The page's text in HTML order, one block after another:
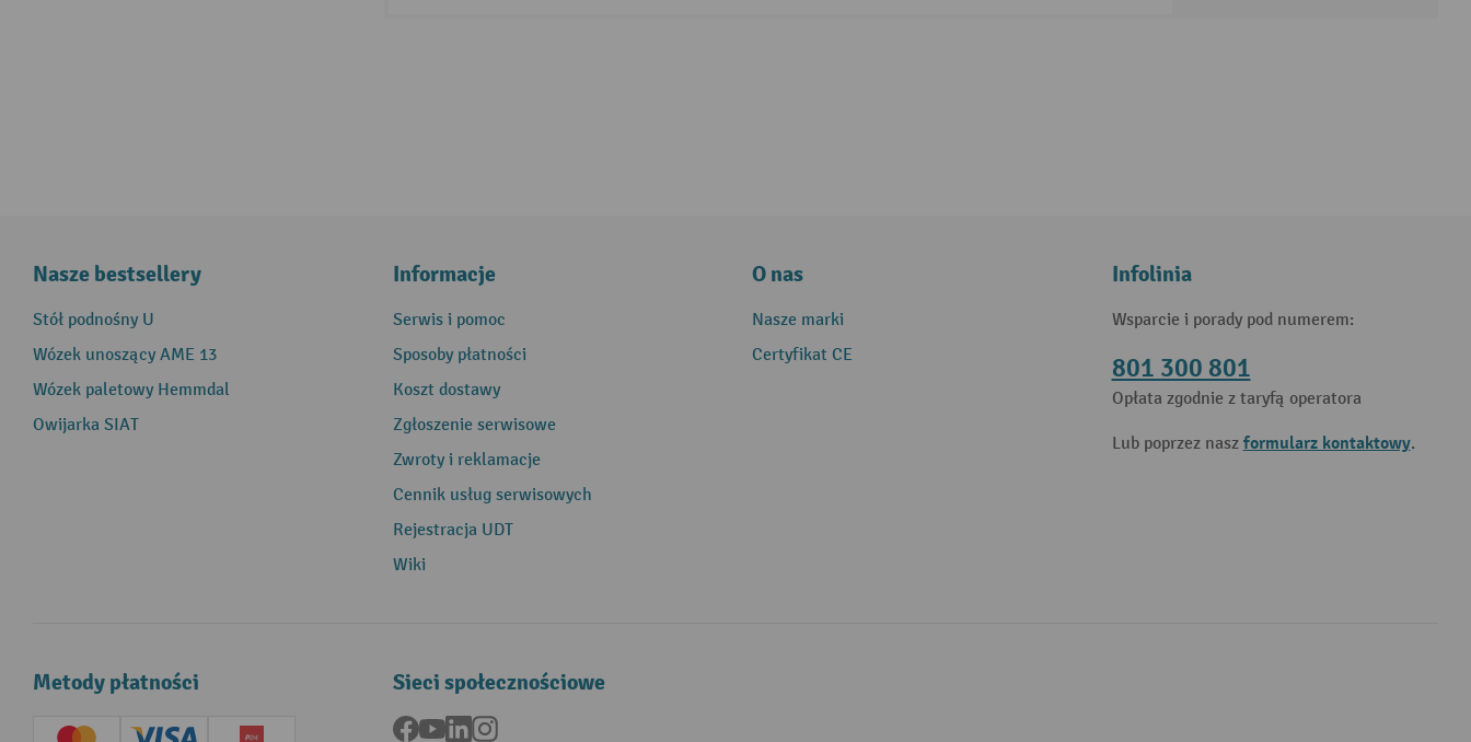
Nasze bestsellery
Stół podnośny U
Wózek unoszący AME 13
Wózek paletowy Hemmdal
Owijarka SIAT
Informacje
Serwis i pomoc
Sposoby płatności
Koszt dostawy
Zgłoszenie serwisowe
Zwroty i reklamacje
Cennik usług serwisowych
Rejestracja UDT
Wiki
O nas
Nasze marki
Certyfikat CE
Infolinia
Wsparcie i porady pod numerem:
801 300 801
Opłata zgodnie z taryfą operatora
Lub poprzez nasz formularz kontaktowy.
Metody płatności Sieci społecznościowe
Facebook
YouTubeLinkedInInstagram